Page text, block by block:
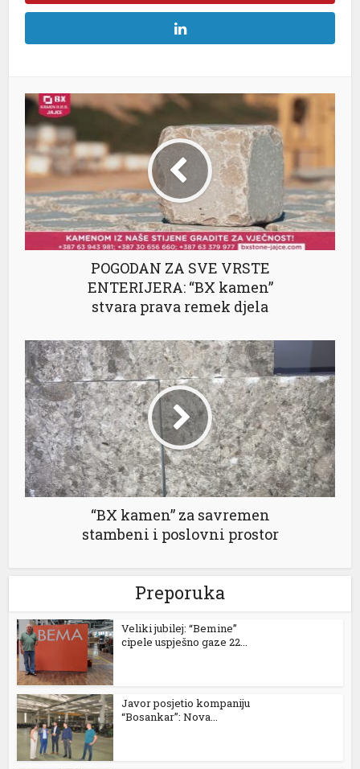
POGODAN ZA SVE VRSTE
ENTERIJERA: “BX kamen”
stvara prava remek djela
“BX kamen” za savremen
stambeni i poslovni prostor
Preporuka
Veliki jubilej: “Bemine”
cipele uspješno gaze 22...
Javor posjetio kompaniju
“Bosankar”: Nova...